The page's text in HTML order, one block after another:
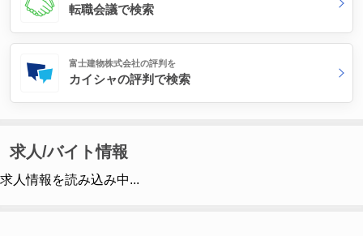
転職会議で検索
富士建物株式会社の評判を
カイシャの評判で検索
求人/バイト情報
求人情報を読み込み中...